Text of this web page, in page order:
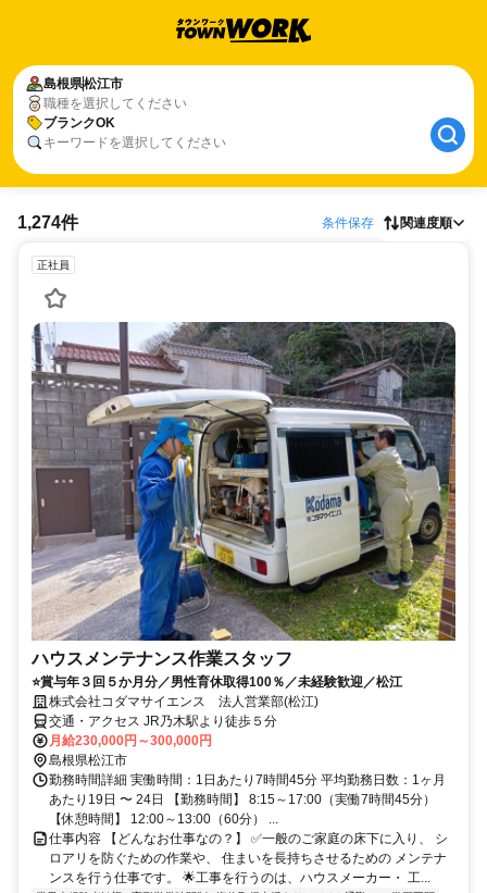
島根県松江市
職種を選択してください
ブランクOK
キーワードを選択してください
1,274件 条件保存 関連度順
正社員
ハウスメンテナンス作業スタッフ
⭐賞与年３回５か月分／男性育休取得100％／未経験歓迎／松江
株式会社コダマサイエンス 法人営業部(松江)
交通・アクセス JR乃木駅より徒歩５分
月給230,000円～300,000円
島根県松江市
勤務時間詳細 実働時間：1日あたり7時間45分 平均勤務日数：1ヶ月
あたり19日 〜 24日 【勤務時間】 8:15～17:00（実働7時間45分）
【休憩時間】 12:00～13:00（60分） ...
仕事内容 【どんなお仕事なの？】 ✅一般のご家庭の床下に入り、 シ
ロアリを防ぐための作業や、 住まいを長持ちさせるための メンテナ
ンスを行う仕事です。 🌟工事を行うのは、ハウスメーカー・ 工...